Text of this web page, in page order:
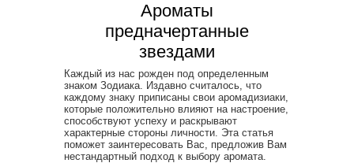
Ароматы
предначертанные
звездами
Каждый из нас рожден под определенным
знаком Зодиака. Издавно считалось, что
каждому знаку приписаны свои аромадизиаки,
которые положительно влияют на настроение,
способствуют успеху и раскрывают
характерные стороны личности. Эта статья
поможет заинтересовать Вас, предложив Вам
нестандартный подход к выбору аромата.